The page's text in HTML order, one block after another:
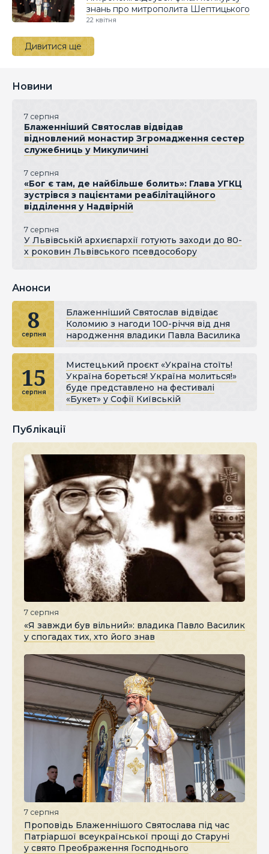
знань про митрополита Шептицького
22 квітня
Дивитися ще
Новини
7 серпня
Блаженніший Святослав відвідав
відновлений монастир Згромадження сестер
служебниць у Микуличині
7 серпня
«Бог є там, де найбільше болить»: Глава УГКЦ
зустрівся з пацієнтами реабілітаційного
відділення у Надвірній
7 серпня
У Львівській архиєпархії готують заходи до 80-
х роковин Львівського псевдособору
Анонси
8
серпня
Блаженніший Святослав відвідає
Коломию з нагоди 100-річчя від дня
народження владики Павла Василика
15
серпня
Мистецький проєкт «Україна стоїть!
Україна бореться! Україна молиться!»
буде представлено на фестивалі
«Букет» у Софії Київській
Публікації
7 серпня
«Я завжди був вільний»: владика Павло Василик
у спогадах тих, хто його знав
7 серпня
Проповідь Блаженнішого Святослава під час
Патріаршої всеукраїнської прощі до Старуні
у свято Преображення Господнього